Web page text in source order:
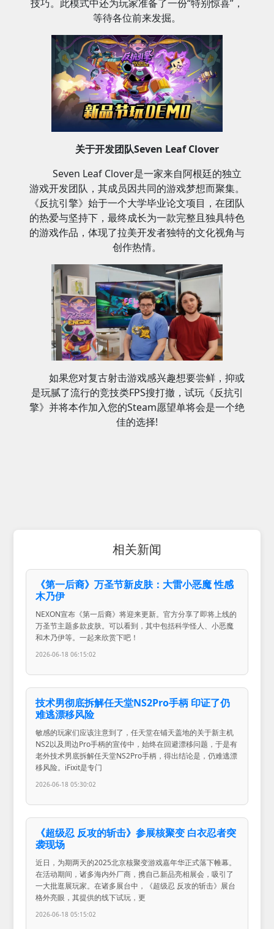
技巧。此模式中还为玩家准备了一份“特别惊喜”，
等待各位前来发掘。
关于开发团队Seven Leaf Clover
Seven Leaf Clover是一家来自阿根廷的独立
游戏开发团队，其成员因共同的游戏梦想而聚集。
《反抗引擎》始于一个大学毕业论文项目，在团队
的热爱与坚持下，最终成长为一款完整且独具特色
的游戏作品，体现了拉美开发者独特的文化视角与
创作热情。
如果您对复古射击游戏感兴趣想要尝鲜，抑或
是玩腻了流行的竞技类FPS搜打撤，试玩《反抗引
擎》并将本作加入您的Steam愿望单将会是一个绝
佳的选择!
相关新闻
《第一后裔》万圣节新皮肤：大雷小恶魔 性感
木乃伊
NEXON宣布《第一后裔》将迎来更新。官方分享了即将上线的
万圣节主题多款皮肤。可以看到，其中包括科学怪人、小恶魔
和木乃伊等。一起来欣赏下吧！
2026-06-18 06:15:02
技术男彻底拆解任天堂NS2Pro手柄 印证了仍
难逃漂移风险
敏感的玩家们应该注意到了，任天堂在铺天盖地的关于新主机
NS2以及周边Pro手柄的宣传中，始终在回避漂移问题，于是有
老外技术男底拆解任天堂NS2Pro手柄，得出结论是，仍难逃漂
移风险。iFixit是专门
2026-06-18 05:30:02
《超级忍 反攻的斩击》参展核聚变 白衣忍者突
袭现场
近日，为期两天的2025北京核聚变游戏嘉年华正式落下帷幕。
在活动期间，诸多海内外厂商，携自己新品亮相展会，吸引了
一大批逛展玩家。在诸多展台中，《超级忍 反攻的斩击》展台
格外亮眼，其提供的线下试玩，更
2026-06-18 05:15:02